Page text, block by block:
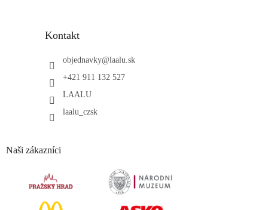
Kontakt
objednavky@laalu.sk
+421 911 132 527
LAALU
laalu_czsk
Naši zákazníci